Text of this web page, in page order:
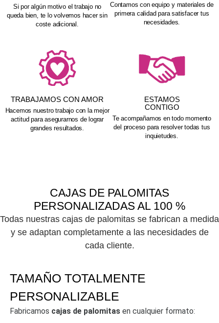
Si por algún motivo el trabajo no
queda bien, te lo volvemos hacer sin
coste adicional.
Contamos con equipo y materiales de
primera calidad para satisfacer tus
necesidades.
TRABAJAMOS CON AMOR
Hacemos nuestro trabajo con la mejor
actitud para asegurarnos de lograr
grandes resultados.
ESTAMOS
CONTIGO
Te acompañamos en todo momento
del proceso para resolver todas tus
inquietudes.
CAJAS DE PALOMITAS
PERSONALIZADAS AL 100 %
Todas nuestras cajas de palomitas se fabrican a medida
y se adaptan completamente a las necesidades de
cada cliente.
TAMAÑO TOTALMENTE
PERSONALIZABLE
Fabricamos cajas de palomitas en cualquier formato: